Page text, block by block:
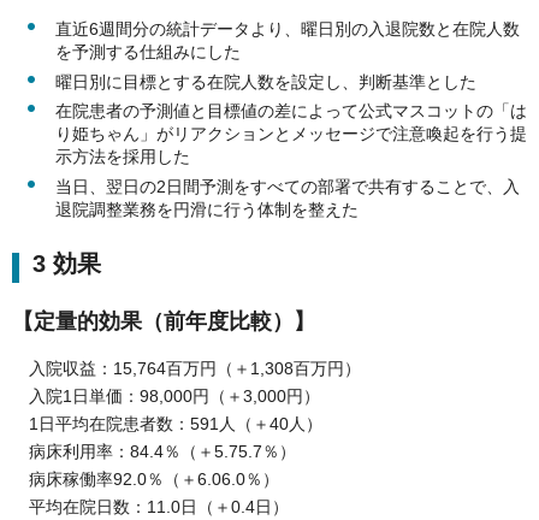
直近6週間分の統計データより、曜日別の入退院数と在院人数
を予測する仕組みにした
曜日別に目標とする在院人数を設定し、判断基準とした
在院患者の予測値と目標値の差によって公式マスコットの「は
り姫ちゃん」がリアクションとメッセージで注意喚起を行う提
示方法を採用した
当日、翌日の2日間予測をすべての部署で共有することで、入
退院調整業務を円滑に行う体制を整えた
3 効果
【定量的効果（前年度比較）】
入院収益：15,764百万円（＋1,308百万円）
入院1日単価：98,000円（＋3,000円）
1日平均在院患者数：591人（＋40人）
病床利用率：84.4％（＋5.75.7％）
病床稼働率92.0％（＋6.06.0％）
平均在院日数：11.0日（＋0.4日）